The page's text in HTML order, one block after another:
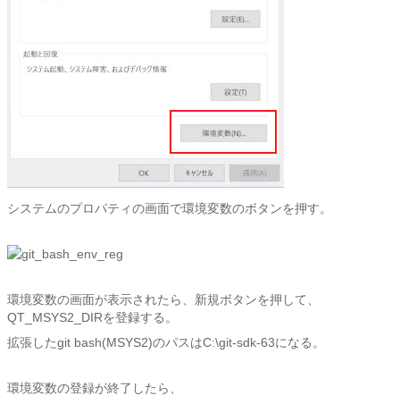
システムのプロパティの画面で環境変数のボタンを押す。
環境変数の画面が表示されたら、新規ボタンを押して、
QT_MSYS2_DIRを登録する。
拡張したgit bash(MSYS2)のパスはC:\git-sdk-63になる。
環境変数の登録が終了したら、